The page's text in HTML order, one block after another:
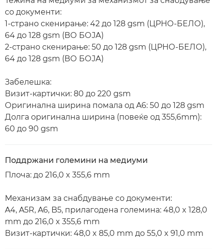
со документи:
1-страно скенирање: 42 до 128 gsm (ЦРНО-БЕЛО),
64 до 128 gsm (ВО БОЈА)
2-страно скенирање: 50 до 128 gsm (ЦРНО-БЕЛО),
64 до 128 gsm (ВО БОЈА)
Забелешка:
Визит-картички: 80 до 220 gsm
Оригинална ширина помала од A6: 50 до 128 gsm
Долга оригинална ширина (повеќе од 355,6mm):
60 до 90 gsm
Поддржани големини на медиуми
Плоча: до 216,0 x 355,6 mm
Механизам за снабдување со документи:
A4, A5R, A6, B5, прилагодена големина: 48,0 x 128,0
mm до 216,0 x 355,6 mm
Визит-картички: 48,0 x 85,0 mm до 55,0 x 91,0 mm